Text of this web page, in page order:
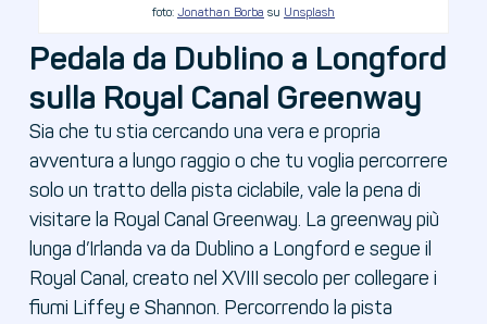
foto: Jonathan Borba su Unsplash
Pedala da Dublino a Longford
sulla Royal Canal Greenway
Sia che tu stia cercando una vera e propria
avventura a lungo raggio o che tu voglia percorrere
solo un tratto della pista ciclabile, vale la pena di
visitare la Royal Canal Greenway. La greenway più
lunga d’Irlanda va da Dublino a Longford e segue il
Royal Canal, creato nel XVIII secolo per collegare i
fiumi Liffey e Shannon. Percorrendo la pista